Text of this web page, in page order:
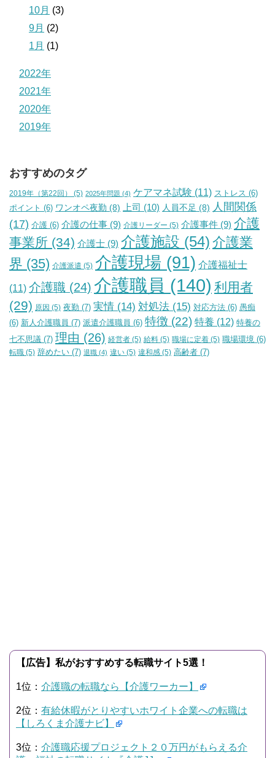
10月 (3)
9月 (2)
1月 (1)
2022年
2021年
2020年
2019年
おすすめのタグ
2019年（第22回） (5) 2025年問題 (4) ケアマネ試験 (11) ストレス (6)
ポイント (6) ワンオペ夜勤 (8) 上司 (10) 人員不足 (8) 人間関係
(17) 介護 (6) 介護の仕事 (9) 介護リーダー (5) 介護事件 (9) 介護
事業所 (34) 介護士 (9) 介護施設 (54) 介護業
界 (35) 介護派遣 (5) 介護現場 (91) 介護福祉士
(11) 介護職 (24) 介護職員 (140) 利用者
(29) 原因 (5) 夜勤 (7) 実情 (14) 対処法 (15) 対応方法 (6) 愚痴
(6) 新人介護職員 (7) 派遣介護職員 (6) 特徴 (22) 特養 (12) 特養の
七不思議 (7) 理由 (26) 経営者 (5) 給料 (5) 職場に定着 (5) 職場環境 (6)
転職 (5) 辞めたい (7) 退職 (4) 違い (5) 違和感 (5) 高齢者 (7)
【広告】私がおすすめする転職サイト5選！
1位： 介護職の転職なら【介護ワーカー】
2位： 有給休暇がとりやすいホワイト企業への転職は
【しろくま介護ナビ】
3位： 介護職応援プロジェクト２０万円がもらえる介